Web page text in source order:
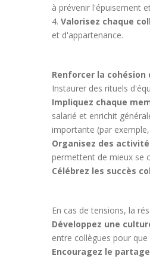
à prévenir l'épuisement
Valorisez chaque
et d'appartenance.
Renforcer la
Instaurer des rituels
Impliquez chaque
salarié et enrichit
importante (par
Organisez des
permettent de mieux se
Célébrez les succès
En cas de tensions, la
Développez une
entre collègues pour
Encouragez le